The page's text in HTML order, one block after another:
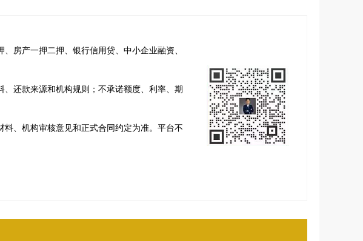
房产一押二押、银行信用贷、中小企业融资、
还款来源和机构规则；不承诺额度、利率、期
、机构审核意见和正式合同约定为准。平台不